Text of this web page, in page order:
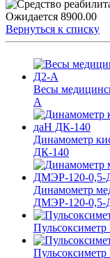
Ожидается 8900.00
Вернуться к списку
Весы
А
Динамометр
ДК-140
Динамометр
ДМЭР-120-0,5-